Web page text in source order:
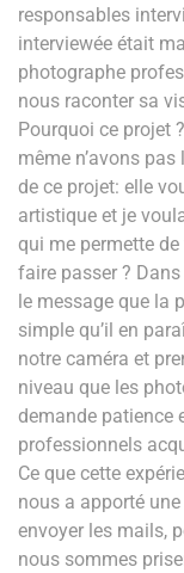
responsables
interviewée était
photographe
nous raconter sa
Pourquoi ce projet
même n’avons
de ce projet: elle
artistique et je
qui me permette
faire passer ?
le message que la
simple qu’il en
notre caméra et
niveau que les
demande patience
professionnels
Ce que cette
nous a apporté
envoyer les mails,
nous sommes